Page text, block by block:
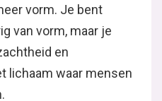
vorm. Je bent
van vorm, maar je
en
lichaam waar mensen